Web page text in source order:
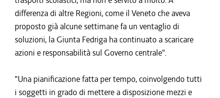
differenza di altre Regioni, come il Veneto che aveva
proposto già alcune settimane fa un ventaglio di
soluzioni, la Giunta Fedriga ha continuato a scaricare
azioni e responsabilità sul Governo centrale".
"Una pianificazione fatta per tempo, coinvolgendo tutti
i soggetti in grado di mettere a disposizione mezzi e